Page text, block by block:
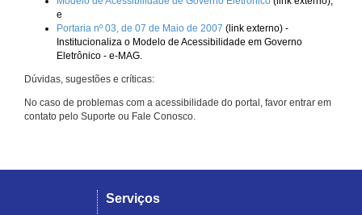
e
Portaria nº 03, de 07 de Maio de 2007 (link externo) -
Institucionaliza o Modelo de Acessibilidade em Governo
Eletrônico - e-MAG.
Dúvidas, sugestões e críticas:
No caso de problemas com a acessibilidade do portal, favor entrar em
contato pelo Suporte ou Fale Conosco.
Serviços